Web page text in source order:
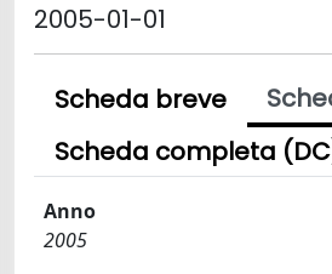
2005-01-01
Scheda breve
Scheda completa
Anno
2005